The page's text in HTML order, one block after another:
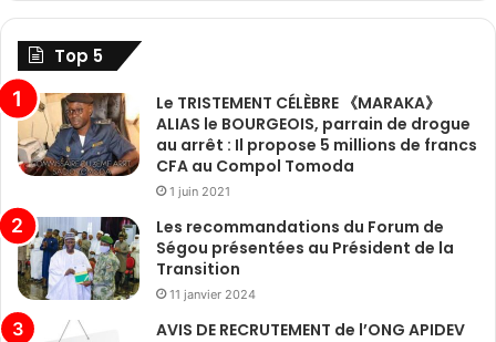
Top 5
Le TRISTEMENT CÉLÈBRE 《MARAKA》
ALIAS le BOURGEOIS, parrain de drogue
au arrêt : Il propose 5 millions de francs
CFA au Compol Tomoda
1 juin 2021
Les recommandations du Forum de
Ségou présentées au Président de la
Transition
11 janvier 2024
AVIS DE RECRUTEMENT de l’ONG APIDEV